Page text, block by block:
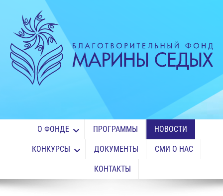
О ФОНДЕ ПРОГРАММЫ НОВОСТИ
КОНКУРСЫ ДОКУМЕНТЫ СМИ О НАС
КОНТАКТЫ